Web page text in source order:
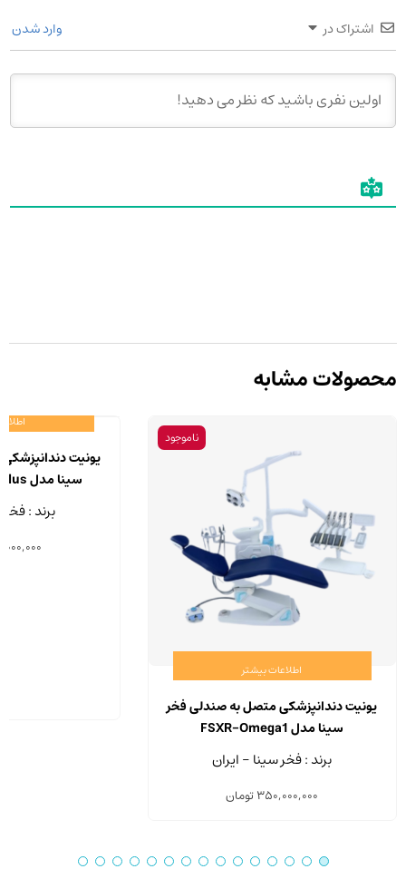
اشتراک در وارد شدن
محصولات مشابه
ناموجود
اطلاعات بیشتر
یونیت دندانپزشکی متصل به صندلی فخر
سینا مدل FSXR-Omega1
برند : فخر سینا - ایران
350,000,000تومان
یونیت
سینا مدل FSXR-Omega1 Plus
برند :